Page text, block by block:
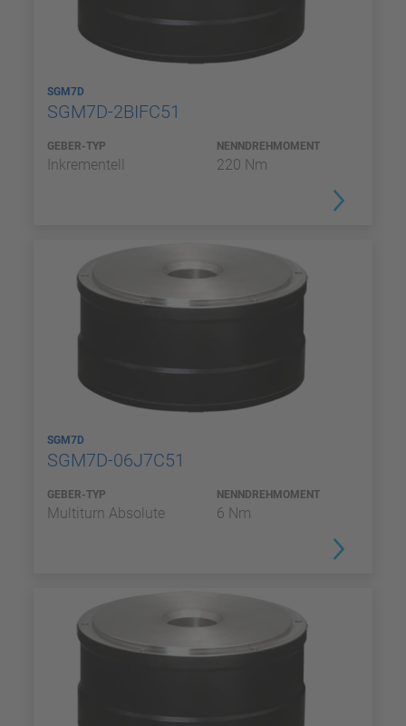
SGM7D
SGM7D-2BIFC51
GEBER-TYP
Inkrementell
NENNDREHMOMENT
220 Nm
SGM7D
SGM7D-06J7C51
GEBER-TYP
Multiturn Absolute
NENNDREHMOMENT
6 Nm